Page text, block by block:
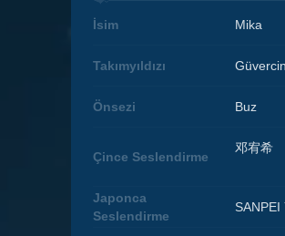
İsim Mika
Takımyıldızı Güvercin
Önsezi Buz
Çince Seslendirme
邓宥希
Japonca
Seslendirme
SANPEI